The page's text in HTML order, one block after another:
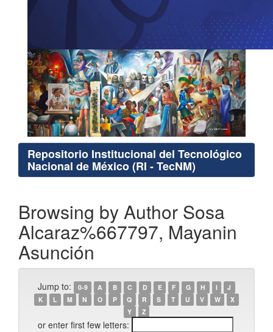
Repositorio Institucional del Tecnológico
Nacional de México (RI - TecNM)
Browsing by Author Sosa
Alcaraz%667797, Mayanin
Asunción
Jump to: 0-9 A B C D E F G H I
J
K
L M N O P Q R S T U V W
X
Y
Z
or enter first few letters: